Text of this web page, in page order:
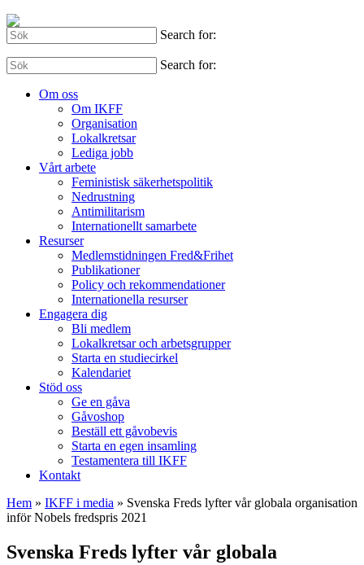
Search for:
Search for:
Om oss
Om IKFF
Organisation
Lokalkretsar
Lediga jobb
Vårt arbete
Feministisk säkerhetspolitik
Nedrustning
Antimilitarism
Internationellt samarbete
Resurser
Medlemstidningen Fred&Frihet
Publikationer
Policy och rekommendationer
Internationella resurser
Engagera dig
Bli medlem
Lokalkretsar och arbetsgrupper
Starta en studiecirkel
Kalendariet
Stöd oss
Ge en gåva
Gåvoshop
Beställ ett gåvobevis
Starta en egen insamling
Testamentera till IKFF
Kontakt
Hem » IKFF i media » Svenska Freds lyfter vår globala organisation
inför Nobels fredspris 2021
Svenska Freds lyfter vår globala